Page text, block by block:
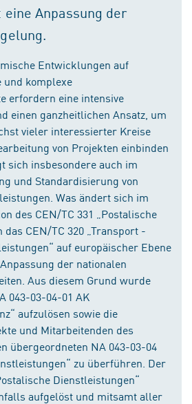
Anpassung der
Entwicklungen auf
und komplexe
erfordern eine intensive
einen ganzheitlichen Ansatz, um
vieler interessierter Kreise
von Projekten einbinden
sich insbesondere auch im
und Standardisierung von
Was ändert sich im
des CEN/TC 331 „Postalische
CEN/TC 320 „Transport -
auf europäischer Ebene
der nationalen
Aus diesem Grund wurde
043-03-04-01 AK
aufzulösen sowie die
und Mitarbeitenden des
übergeordneten NA 043-03-04
zu überführen. Der
Dienstleistungen“
aufgelöst und mitsamt aller